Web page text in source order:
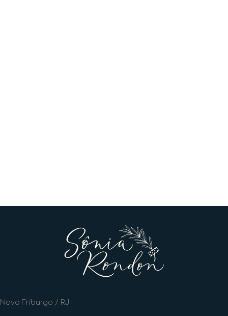
Nova Friburgo / RJ